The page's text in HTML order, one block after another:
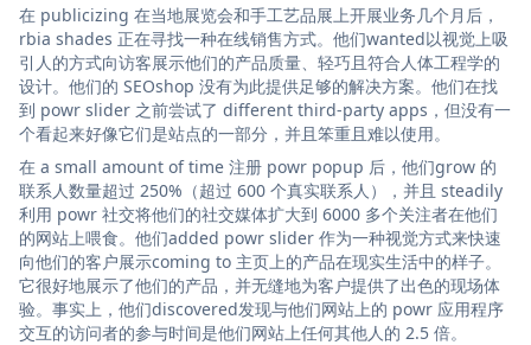
在 publicizing 在当地展览会和手工艺品展上开展业务几个月后，
rbia shades 正在寻找一种在线销售方式。他们wanted以视觉上吸
引人的方式向访客展示他们的产品质量、轻巧且符合人体工程学的
设计。他们的 SEOshop 没有为此提供足够的解决方案。他们在找
到 powr slider 之前尝试了 different third-party apps，但没有一
个看起来好像它们是站点的一部分，并且笨重且难以使用。
在 a small amount of time 注册 powr popup 后，他们grow 的
联系人数量超过 250%（超过 600 个真实联系人），并且 steadily
利用 powr 社交将他们的社交媒体扩大到 6000 多个关注者在他们
的网站上喂食。他们added powr slider 作为一种视觉方式来快速
向他们的客户展示coming to 主页上的产品在现实生活中的样子。
它很好地展示了他们的产品，并无缝地为客户提供了出色的现场体
验。事实上，他们discovered发现与他们网站上的 powr 应用程序
交互的访问者的参与时间是他们网站上任何其他人的 2.5 倍。